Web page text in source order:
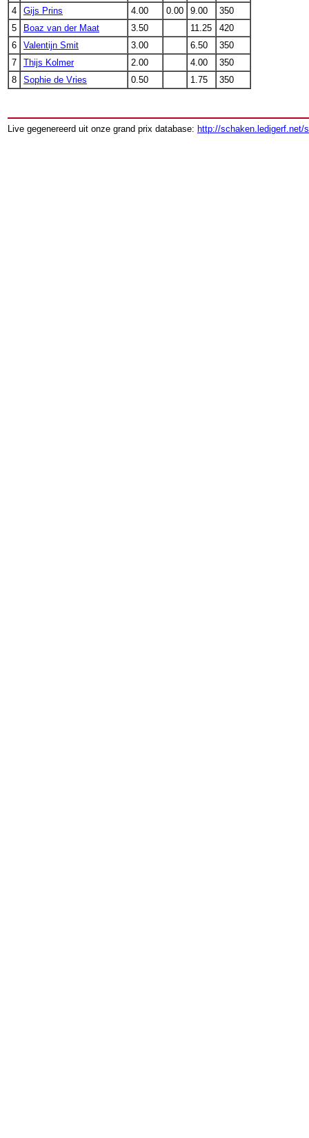
4
Gijs Prins 4.00 0.00 9.00
350
5
Boaz van der Maat 3.50 11.25
420
6
Valentijn Smit 3.00 6.50
350
7
Thijs Kolmer 2.00 4.00
350
8
Sophie de Vries 0.50 1.75 350
Live gegenereerd uit onze grand prix database: http://schaken.ledigerf.net/